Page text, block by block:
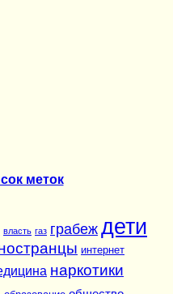
меток
власть газ грабеж дети
интернет
наркотики